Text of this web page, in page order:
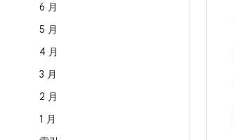
6 月
5 月
4 月
3 月
2 月
1 月